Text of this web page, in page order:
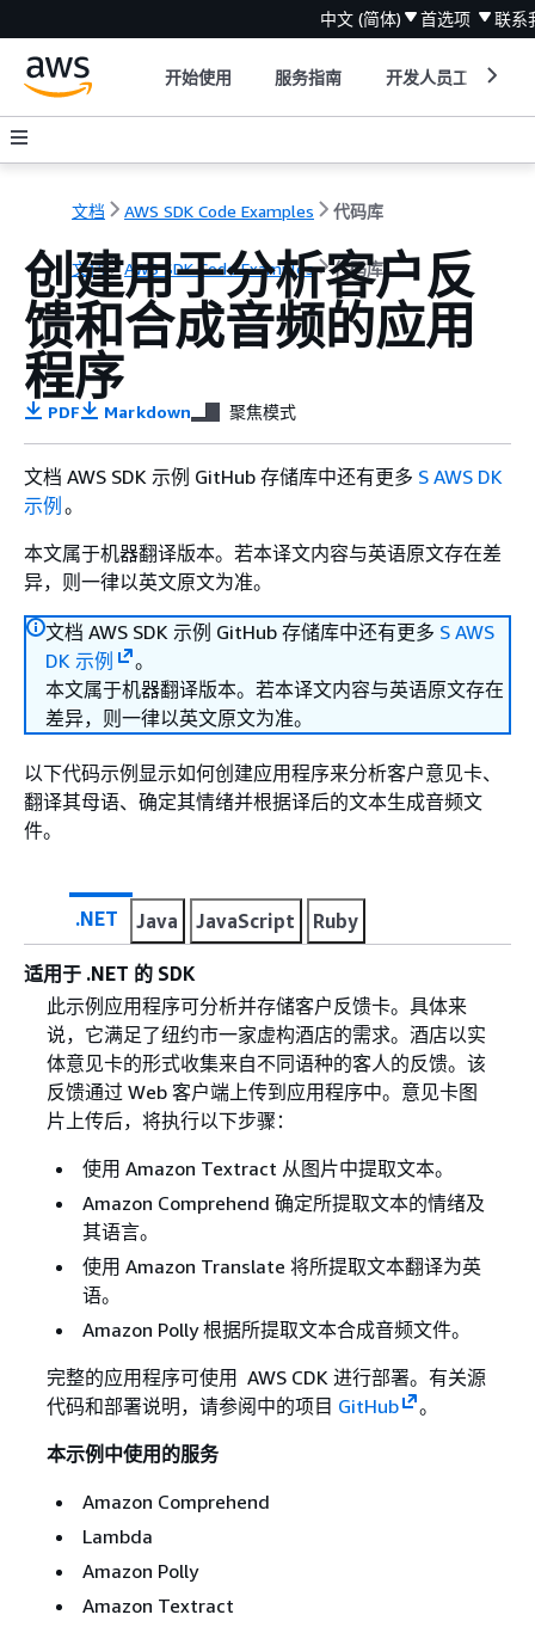
中文 (简体) 首选项 联系
开始使用 服务指南 开发人员工具
文档 AWS SDK Code Examples 代码库
文档 AWS SDK Code Examples 代码库
创建用于分析客户反
馈和合成音频的应用
程序
PDF Markdown 聚焦模式
文档 AWS SDK 示例 GitHub 存储库中还有更多 S AWS DK
示例 。
本文属于机器翻译版本。若本译文内容与英语原文存在差
异，则一律以英文原文为准。
文档 AWS SDK 示例 GitHub 存储库中还有更多 S AWS
DK 示例
。
本文属于机器翻译版本。若本译文内容与英语原文存在
差异，则一律以英文原文为准。
以下代码示例显示如何创建应用程序来分析客户意见卡、
翻译其母语、确定其情绪并根据译后的文本生成音频文
件。
.NET Java JavaScript Ruby
适用于 .NET 的 SDK
此示例应用程序可分析并存储客户反馈卡。具体来
说，它满足了纽约市一家虚构酒店的需求。酒店以实
体意见卡的形式收集来自不同语种的客人的反馈。该
反馈通过 Web 客户端上传到应用程序中。意见卡图
片上传后，将执行以下步骤：
使用 Amazon Textract 从图片中提取文本。
Amazon Comprehend 确定所提取文本的情绪及
其语言。
使用 Amazon Translate 将所提取文本翻译为英
语。
Amazon Polly 根据所提取文本合成音频文件。
完整的应用程序可使用 AWS CDK 进行部署。有关源
代码和部署说明，请参阅中的项目 GitHub
。
本示例中使用的服务
Amazon Comprehend
Lambda
Amazon Polly
Amazon Textract